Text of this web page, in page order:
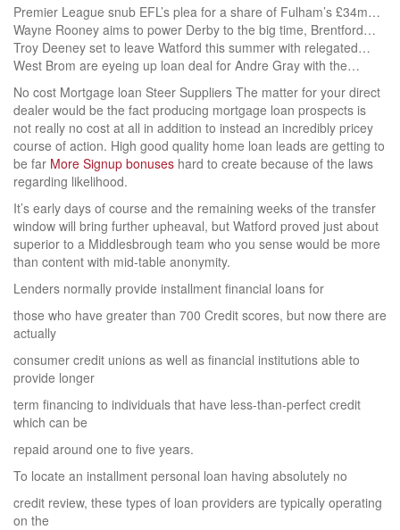
Premier League snub EFL’s plea for a share of Fulham’s £34m…
Wayne Rooney aims to power Derby to the big time, Brentford…
Troy Deeney set to leave Watford this summer with relegated…
West Brom are eyeing up loan deal for Andre Gray with the…
No cost Mortgage loan Steer Suppliers The matter for your direct
dealer would be the fact producing mortgage loan prospects is
not really no cost at all in addition to instead an incredibly pricey
course of action. High good quality home loan leads are getting to
be far More Signup bonuses hard to create because of the laws
regarding likelihood.
It’s early days of course and the remaining weeks of the transfer
window will bring further upheaval, but Watford proved just about
superior to a Middlesbrough team who you sense would be more
than content with mid-table anonymity.
Lenders normally provide installment financial loans for
those who have greater than 700 Credit scores, but now there are
actually
consumer credit unions as well as financial institutions able to
provide longer
term financing to individuals that have less-than-perfect credit
which can be
repaid around one to five years.
To locate an installment personal loan having absolutely no
credit review, these types of loan providers are typically operating
on the